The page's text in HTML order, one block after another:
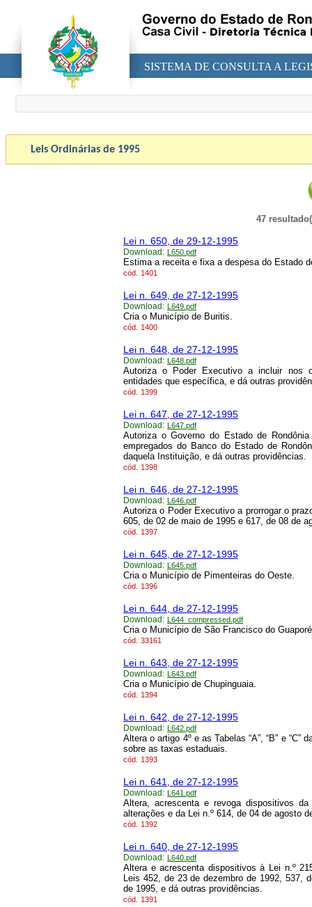
SISTEMA DE CONSULTA A
Leis Ordinárias de 1995
47
Lei n. 650, de 29-12-1995
Download: L650.pdf
Estima a receita e fixa a despesa do Estado
cód. 1401
Lei n. 649, de 27-12-1995
Download: L649.pdf
Cria o Município de Buritis.
cód. 1400
Lei n. 648, de 27-12-1995
Download: L648.pdf
Autoriza o Poder Executivo a incluir nos
entidades que específica, e dá outras
cód. 1399
Lei n. 647, de 27-12-1995
Download: L647.pdf
Autoriza o Governo do Estado de
empregados do Banco do Estado de
daquela Instituição, e dá outras providências.
cód. 1398
Lei n. 646, de 27-12-1995
Download: L646.pdf
Autoriza o Poder Executivo a prorrogar o
605, de 02 de maio de 1995 e 617, de 08 de
cód. 1397
Lei n. 645, de 27-12-1995
Download: L645.pdf
Cria o Município de Pimenteiras do Oeste.
cód. 1396
Lei n. 644, de 27-12-1995
Download: L644_compressed.pdf
Cria o Município de São Francisco do
cód. 33161
Lei n. 643, de 27-12-1995
Download: L643.pdf
Cria o Município de Chupinguaia.
cód. 1394
Lei n. 642, de 27-12-1995
Download: L642.pdf
Altera o artigo 4º e as Tabelas “A”, “B” e
sobre as taxas estaduais.
cód. 1393
Lei n. 641, de 27-12-1995
Download: L641.pdf
Altera, acrescenta e revoga dispositivos
alterações e da Lei n.º 614, de 04 de agosto
cód. 1392
Lei n. 640, de 27-12-1995
Download: L640.pdf
Altera e acrescenta dispositivos à Lei n.º
Leis 452, de 23 de dezembro de 1992, 537,
de 1995, e dá outras providências.
cód. 1391